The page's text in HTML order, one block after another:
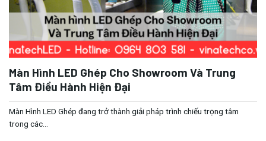
Màn Hình LED Ghép Cho Showroom Và Trung
Tâm Điều Hành Hiện Đại
Màn Hình LED Ghép đang trở thành giải pháp trình chiếu trọng tâm
trong các...